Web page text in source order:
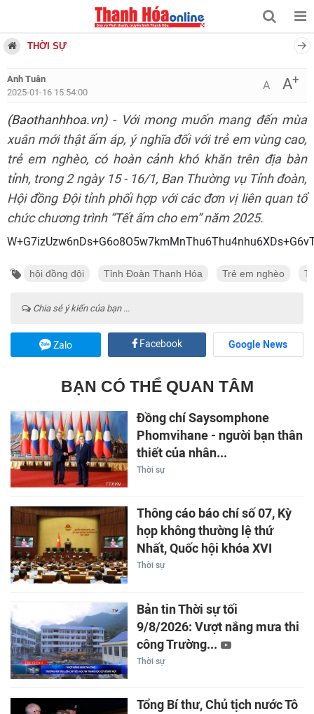
THỜI SỰ
Anh Tuân
2025-01-16 15:54:00
A A+
(Baothanhhoa.vn)- Với mong muốn mang đến mùa
xuân mới thật ấm áp, ý nghĩa đối với trẻ em vùng cao,
trẻ em nghèo, có hoàn cảnh khó khăn trên địa bàn
tỉnh, trong 2 ngày 15 - 16/1, Ban Thường vụ Tỉnh đoàn,
Hội đồng Đội tỉnh phối hợp với các đơn vị liên quan tổ
chức chương trình “Tết ấm cho em” năm 2025.
hội đồng đội Tỉnh Đoàn Thanh Hóa Trẻ em nghèo
Chia sẻ ý kiến của bạn ...
Zalo Facebook Google News
BẠN CÓ THỂ QUAN TÂM
Đồng chí Saysomphone
Phomvihane - người bạn thân
thiết của nhân...
Thời sự
Thông cáo báo chí số 07, Kỳ
họp không thường lệ thứ
Nhất, Quốc hội khóa XVI
Thời sự
Bản tin Thời sự tối
9/8/2026: Vượt nắng mưa thi
công Trường...
Thời sự
Tổng Bí thư, Chủ tịch nước Tô